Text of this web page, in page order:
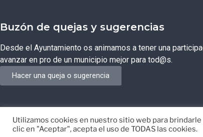
Buzón de quejas y sugerencias
Desde el Ayuntamiento os animamos a tener una
avanzar en pro de un municipio mejor para tod@s.
Hacer una queja o sugerencia
© Ayuntamiento de Campos del Río de Murcia
Utilizamos cookies en nuestro sitio web para
clic en "Aceptar", acepta el uso de TODAS las cookies.